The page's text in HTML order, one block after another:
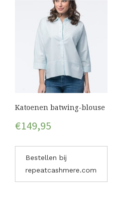
Katoenen batwing-blouse
€149,95
Bestellen bij
repeatcashmere.com